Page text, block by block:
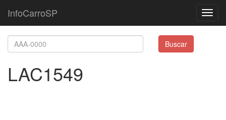
InfoCarroSP
Buscar
LAC1549